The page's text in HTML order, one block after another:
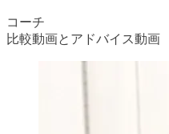
コーチ
比較動画とアドバイス動画